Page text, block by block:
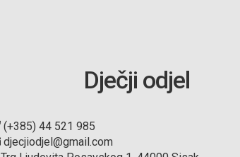
Dječji odjel
(+385) 44 521 985
djecjiodjel@gmail.com